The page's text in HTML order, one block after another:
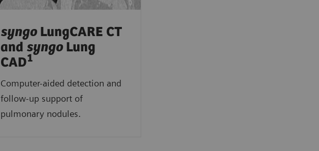
syngo LungCARE CT
and syngo Lung
CAD1
Computer-aided detection and
follow-up support of
pulmonary nodules.